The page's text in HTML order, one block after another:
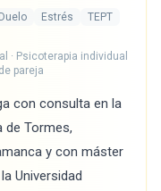
Duelo Estrés
TEPT
· Psicoterapia individual
pareja
con consulta en la
de Tormes,
y con máster
Universidad